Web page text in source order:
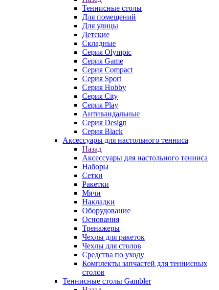
Теннисные столы
Для помещений
Для улицы
Детские
Складные
Серия Olympic
Серия Game
Серия Compact
Серия Sport
Серия Hobby
Серия City
Серия Play
Антивандальные
Серия Design
Серия Black
Аксессуары для настольного тенниса
Назад
Аксессуары для настольного тенниса
Наборы
Сетки
Ракетки
Мячи
Накладки
Оборудование
Основания
Тренажеры
Чехлы для ракеток
Чехлы для столов
Средства по уходу
Комплекты запчастей для теннисных
столов
Теннисные столы Gambler